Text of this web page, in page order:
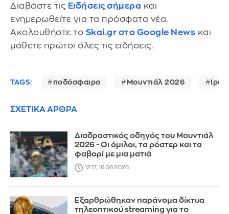
Διαβάστε τις Ειδήσεις σήμερα και
ενημερωθείτε για τα πρόσφατα νέα.
Ακολουθήστε το Skai.gr στο Google News και
μάθετε πρώτοι όλες τις ειδήσεις.
TAGS: ποδόσφαιρο Μουντιάλ 2026 Ιράν
ΣΧΕΤΙΚΑ ΑΡΘΡΑ
Διαδραστικός οδηγός του Μουντιάλ
2026 - Οι όμιλοι, τα ρόστερ και τα
φαβορί με μια ματιά
12:17, 16.06.2026
Εξαρθρώθηκαν παράνομα δίκτυα
τηλεοπτικού streaming για το